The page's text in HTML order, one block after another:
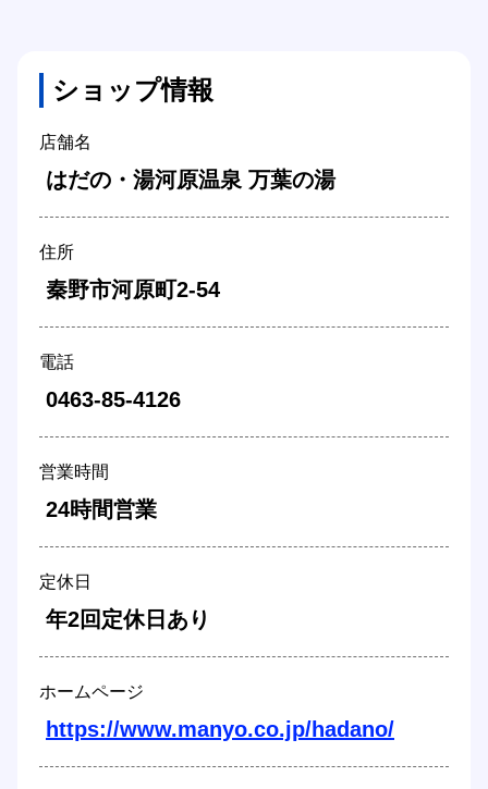
ショップ情報
店舗名
はだの・湯河原温泉 万葉の湯
住所
秦野市河原町2-54
電話
0463-85-4126
営業時間
24時間営業
定休日
年2回定休日あり
ホームページ
https://www.manyo.co.jp/hadano/